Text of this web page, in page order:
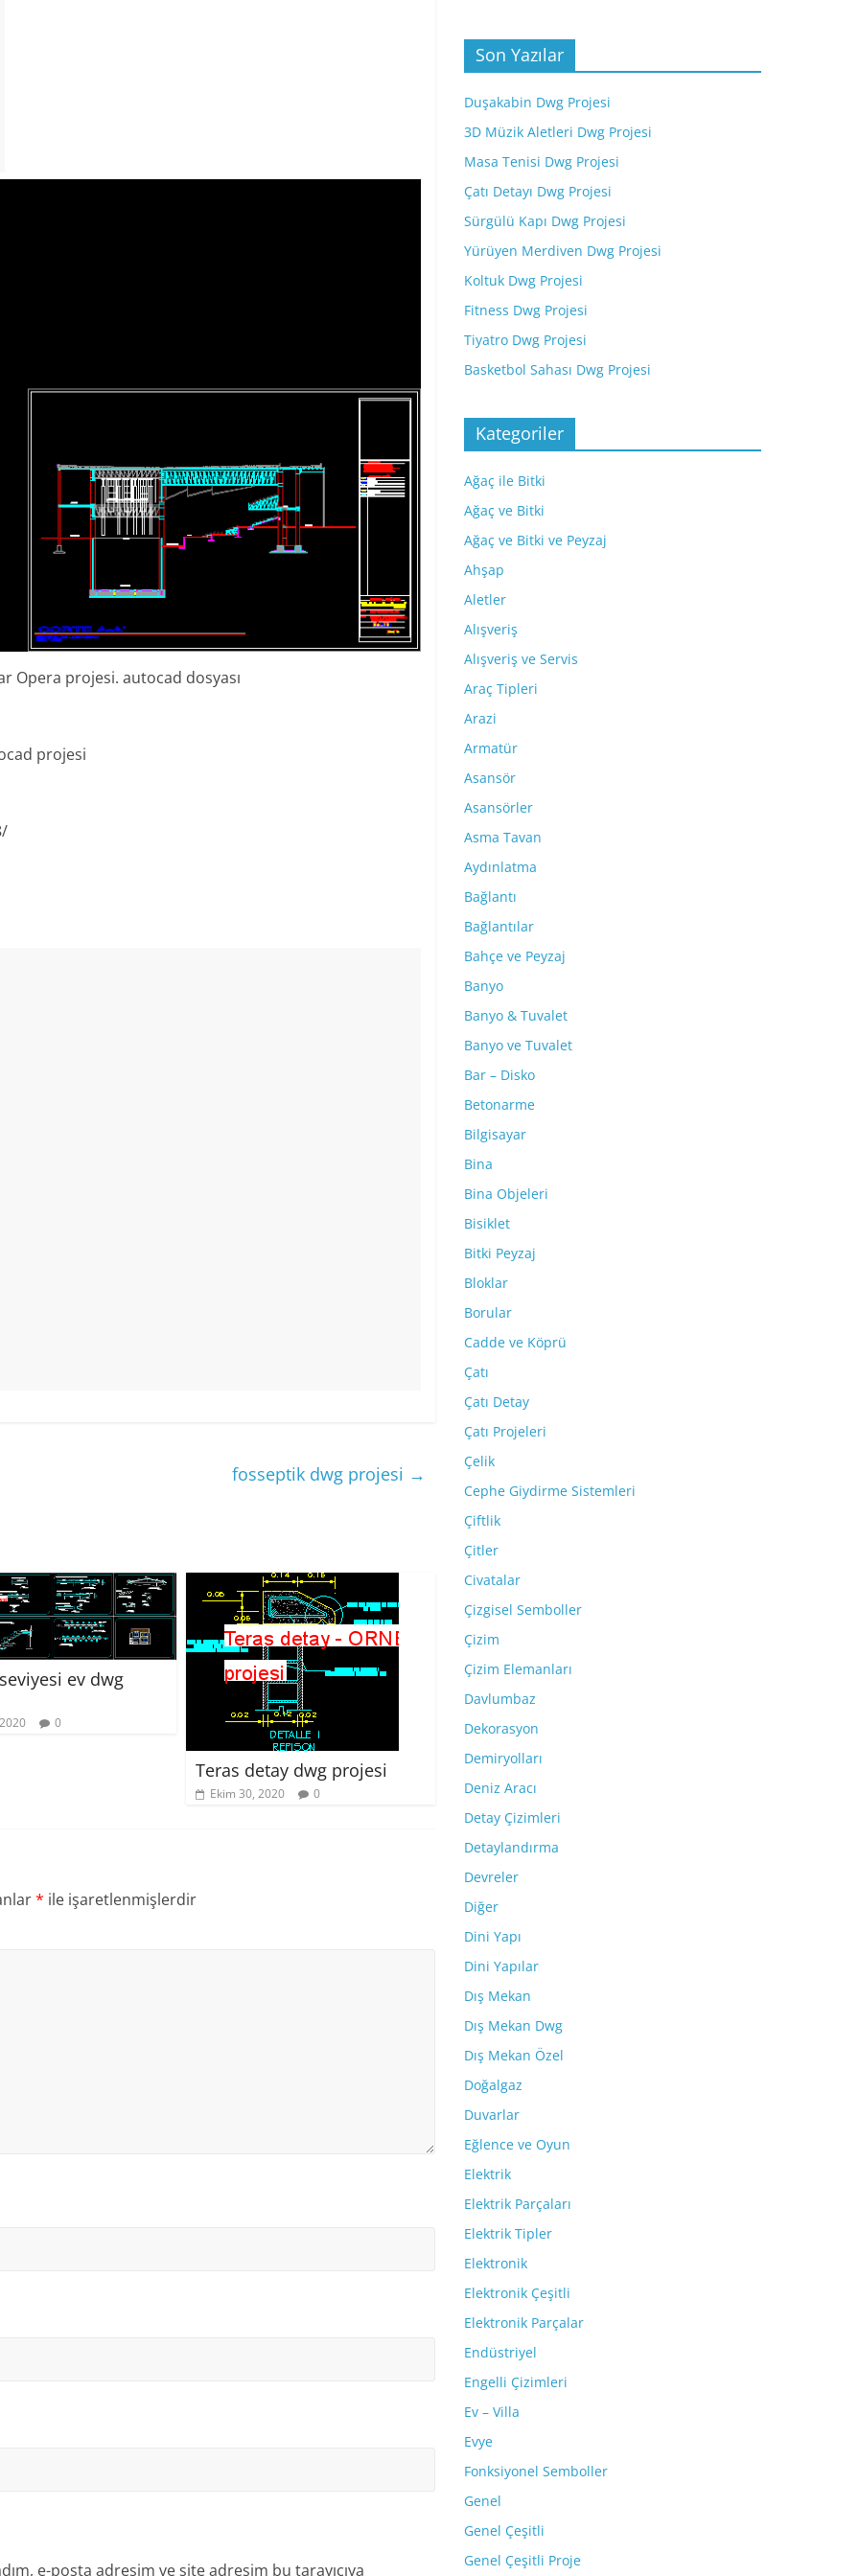
Opera projesi. autocad dosyası
projesi
fosseptik dwg projesi →
ev dwg
0
Teras detay dwg projesi
Ekim 30, 2020 0
* ile işaretlenmişlerdir
e-posta adresim ve site adresim bu tarayıcıya
Son Yazılar
Duşakabin Dwg Projesi
3D Müzik Aletleri Dwg Projesi
Masa Tenisi Dwg Projesi
Çatı Detayı Dwg Projesi
Sürgülü Kapı Dwg Projesi
Yürüyen Merdiven Dwg Projesi
Koltuk Dwg Projesi
Fitness Dwg Projesi
Tiyatro Dwg Projesi
Basketbol Sahası Dwg Projesi
Kategoriler
Ağaç ile Bitki
Ağaç ve Bitki
Ağaç ve Bitki ve Peyzaj
Ahşap
Aletler
Alışveriş
Alışveriş ve Servis
Araç Tipleri
Arazi
Armatür
Asansör
Asansörler
Asma Tavan
Aydınlatma
Bağlantı
Bağlantılar
Bahçe ve Peyzaj
Banyo
Banyo & Tuvalet
Banyo ve Tuvalet
Bar – Disko
Betonarme
Bilgisayar
Bina
Bina Objeleri
Bisiklet
Bitki Peyzaj
Bloklar
Borular
Cadde ve Köprü
Çatı
Çatı Detay
Çatı Projeleri
Çelik
Cephe Giydirme Sistemleri
Çiftlik
Çitler
Civatalar
Çizgisel Semboller
Çizim
Çizim Elemanları
Davlumbaz
Dekorasyon
Demiryolları
Deniz Aracı
Detay Çizimleri
Detaylandırma
Devreler
Diğer
Dini Yapı
Dini Yapılar
Dış Mekan
Dış Mekan Dwg
Dış Mekan Özel
Doğalgaz
Duvarlar
Eğlence ve Oyun
Elektrik
Elektrik Parçaları
Elektrik Tipler
Elektronik
Elektronik Çeşitli
Elektronik Parçalar
Endüstriyel
Engelli Çizimleri
Ev – Villa
Evye
Fonksiyonel Semboller
Genel
Genel Çeşitli
Genel Çeşitli Proje